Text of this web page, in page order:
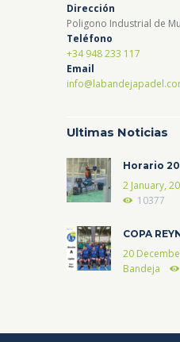
Dirección
Poligono Industrial de
Teléfono
+34 948 233 117
Email
Ultimas Noticias
Horario
2 January,
10377
COPA
20
Bandeja